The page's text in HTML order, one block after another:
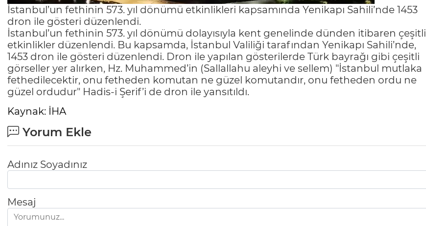
İstanbul’un fethinin 573. yıl dönümü etkinlikleri kapsamında Yenikapı Sahili’nde 1453
dron ile gösteri düzenlendi.
İstanbul’un fethinin 573. yıl dönümü dolayısıyla kent genelinde dünden itibaren çeşitli
etkinlikler düzenlendi. Bu kapsamda, İstanbul Valiliği tarafından Yenikapı Sahili’nde,
1453 dron ile gösteri düzenlendi. Dron ile yapılan gösterilerde Türk bayrağı gibi çeşitli
görseller yer alırken, Hz. Muhammed’in (Sallallahu aleyhi ve sellem) "İstanbul mutlaka
fethedilecektir, onu fetheden komutan ne güzel komutandır, onu fetheden ordu ne
güzel ordudur" Hadis-i Şerif’i de dron ile yansıtıldı.
Kaynak: İHA
Yorum Ekle
Adınız Soyadınız
Mesaj